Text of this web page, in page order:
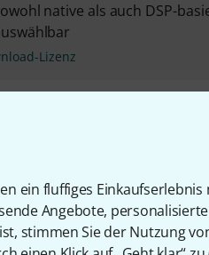
ein fluffiges
Angebote,
stimmen Sie der Nutzung
native als auch DSP-
Lizenz
nahezu die
Emulationen
Strips, Kompressoren,